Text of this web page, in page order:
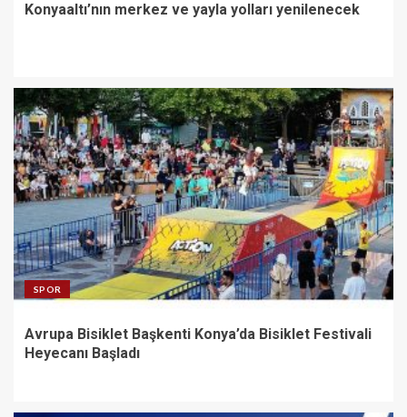
Konyaaltı’nın merkez ve yayla yolları yenilenecek
SPOR
Avrupa Bisiklet Başkenti Konya’da Bisiklet Festivali
Heyecanı Başladı